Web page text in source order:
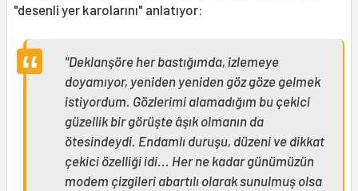
"desenli yer karolarını" anlatıyor:
"Deklanşöre her bastığımda, izlemeye
doyamıyor, yeniden yeniden göz göze gelmek
istiyordum. Gözlerimi alamadığım bu çekici
güzellik bir görüşte âşık olmanın da
ötesindeydi. Endamlı duruşu, düzeni ve dikkat
çekici özelliği idi... Her ne kadar günümüzün
modem çizgileri abartılı olarak sunulmuş olsa